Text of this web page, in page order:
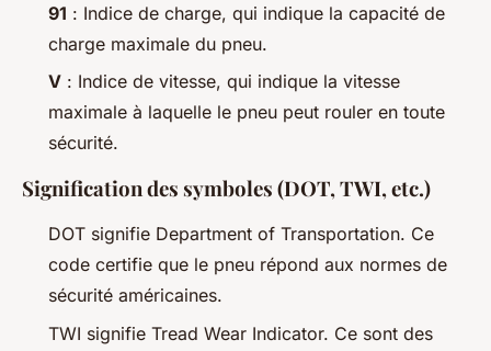
91 : Indice de charge, qui indique la capacité de
charge maximale du pneu.
V : Indice de vitesse, qui indique la vitesse
maximale à laquelle le pneu peut rouler en toute
sécurité.
Signification des symboles (DOT, TWI, etc.)
DOT signifie Department of Transportation. Ce
code certifie que le pneu répond aux normes de
sécurité américaines.
TWI signifie Tread Wear Indicator. Ce sont des